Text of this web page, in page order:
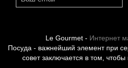
Le Gourmet - Интернет
Посуда - важнейший элемент при
совет заключается в том,